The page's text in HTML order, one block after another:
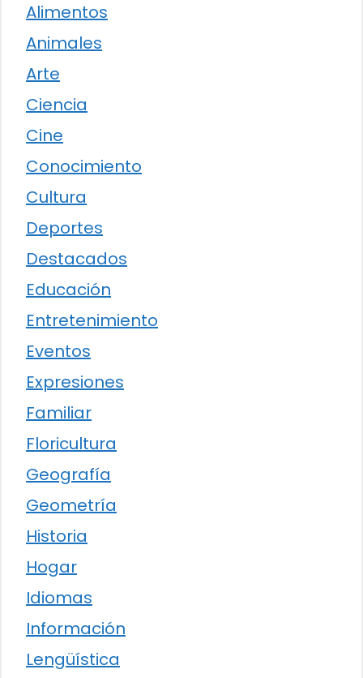
Alimentos
Animales
Arte
Ciencia
Cine
Conocimiento
Cultura
Deportes
Destacados
Educación
Entretenimiento
Eventos
Expresiones
Familiar
Floricultura
Geografía
Geometría
Historia
Hogar
Idiomas
Información
Lengüística